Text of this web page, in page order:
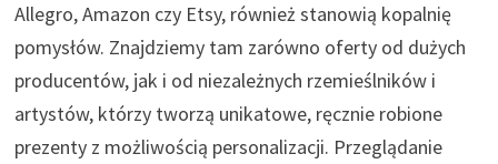
Allegro, Amazon czy Etsy, również stanowią kopalnię
pomysłów. Znajdziemy tam zarówno oferty od dużych
producentów, jak i od niezależnych rzemieślników i
artystów, którzy tworzą unikatowe, ręcznie robione
prezenty z możliwością personalizacji. Przeglądanie